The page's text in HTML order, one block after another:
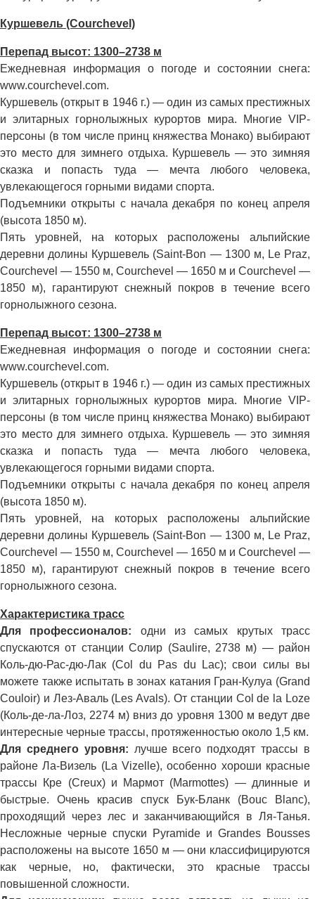
Куршевель (Courchevel)
Перепад высот: 1300–2738 м
Ежедневная информация о погоде и состоянии снега:
www.courchevel.com.
Куршевель (открыт в 1946 г.) — один из самых престижных
и элитарных горнолыжных курортов мира. Многие VIP-
персоны (в том числе принц княжества Монако) выбирают
это место для зимнего отдыха. Куршевель — это зимняя
сказка и попасть туда — мечта любого человека,
увлекающегося горными видами спорта.
Подъемники открыты с начала декабря по конец апреля
(высота 1850 м).
Пять уровней, на которых расположены альпийские
деревни долины Куршевель (Saint-Bon — 1300 м, Le Praz,
Courchevel — 1550 м, Courchevel — 1650 м и Courchevel —
1850 м), гарантируют снежный покров в течение всего
горнолыжного сезона.
Перепад высот: 1300–2738 м
Ежедневная информация о погоде и состоянии снега:
www.courchevel.com.
Куршевель (открыт в 1946 г.) — один из самых престижных
и элитарных горнолыжных курортов мира. Многие VIP-
персоны (в том числе принц княжества Монако) выбирают
это место для зимнего отдыха. Куршевель — это зимняя
сказка и попасть туда — мечта любого человека,
увлекающегося горными видами спорта.
Подъемники открыты с начала декабря по конец апреля
(высота 1850 м).
Пять уровней, на которых расположены альпийские
деревни долины Куршевель (Saint-Bon — 1300 м, Le Praz,
Courchevel — 1550 м, Courchevel — 1650 м и Courchevel —
1850 м), гарантируют снежный покров в течение всего
горнолыжного сезона.
Характеристика трасс
Для профессионалов: одни из самых крутых трасс
спускаются от станции Солир (Saulire, 2738 м) — район
Коль-дю-Рас-дю-Лак (Col du Pas du Lac); свои силы вы
можете также испытать в зонах катания Гран-Кулуа (Grand
Couloir) и Лез-Аваль (Les Avals). От станции Col de la Loze
(Коль-де-ла-Лоз, 2274 м) вниз до уровня 1300 м ведут две
интересные черные трассы, протяженностью около 1,5 км.
Для среднего уровня: лучше всего подходят трассы в
районе Ла-Визель (La Vizelle), особенно хороши красные
трассы Кре (Creux) и Мармот (Marmottes) — длинные и
быстрые. Очень красив спуск Бук-Бланк (Bouc Blanc),
проходящий через лес и заканчивающийся в Ля-Танья.
Несложные черные спуски Pyramide и Grandes Bousses
расположены на высоте 1650 м — они классифицируются
как черные, но, фактически, это красные трассы
повышенной сложности.